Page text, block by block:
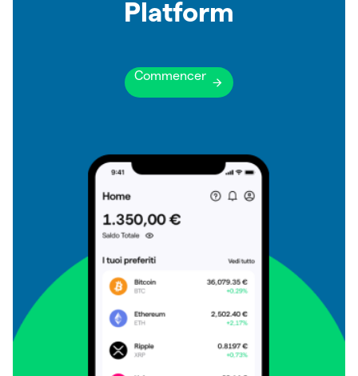
Platform
Commencer